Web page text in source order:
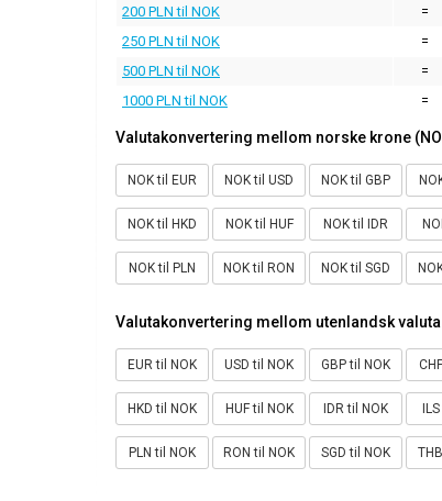
200 PLN til NOK
=
250 PLN til NOK
=
500 PLN til NOK
=
1000 PLN til NOK
=
Valutakonvertering mellom norske krone
NOK til EUR NOK til USD NOK til GBP
NOK til HKD NOK til HUF NOK til IDR
NOK til PLN NOK til RON NOK til SGD
Valutakonvertering mellom utenlandsk
EUR til NOK USD til NOK GBP til NOK
HKD til NOK HUF til NOK IDR til NOK
PLN til NOK RON til NOK SGD til NOK